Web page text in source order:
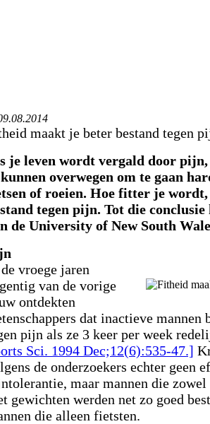
maakt je beter bestand tegen
je leven wordt vergald door pijn,
overwegen om te gaan
of roeien. Hoe fitter je wordt,
tegen pijn. Tot die
de University of New South
vroege jaren
van de vorige
ontdekten
dat inactieve mannen
pijn als ze 3 keer per week
Sci. 1994 Dec;12(6):535-47.]
de onderzoekers echter geen
maar mannen die
gewichten werden net zo goed
die alleen fietsten.